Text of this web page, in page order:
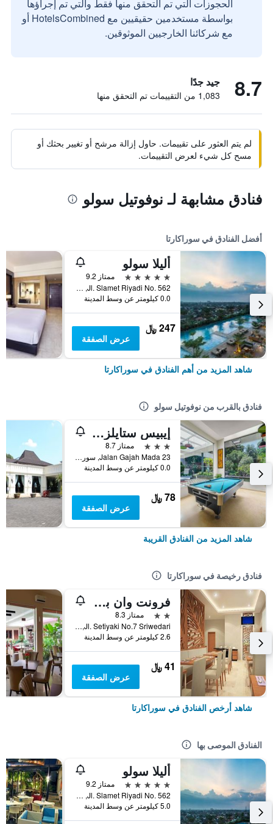
الحجوزات التي تم التحقق منها فقط والتي تم إجراؤها
بواسطة مستخدمين حقيقيين مع HotelsCombined أو
مع شركائنا الخارجيين الموثوقين.
8.7 جيد جدًا
1,083 من التقييمات تم التحقق منها
لم يتم العثور على تقييمات. حاول إزالة مرشح أو تغيير بحثك أو
مسح كل شيء لعرض التقييمات.
فنادق مشابهة لـ نوفوتيل سولو
أفضل الفنادق في سوراكارتا
أليلا سولو
5 نجوم
ممتاز 9.2
Jl. Slamet Riyadi No. 562, سوراكارتا, إندونيسيا
0.0 كيلومتر عن وسط المدينة
247 ﷼
عرض الصفقة
شاهد المزيد من أهم الفنادق في سوراكارتا
فنادق بالقرب من نوفوتيل سولو
إيبيس ستايلز سولو
3 نجوم
ممتاز 8.7
Jalan Gajah Mada 23, سوراكارتا, إندونيسيا
0.0 كيلومتر عن وسط المدينة
78 ﷼
عرض الصفقة
شاهد المزيد من الفنادق القريبة
فنادق رخيصة في سوراكارتا
فرونت وان بوتيك براني سولو
2 نجمتين
ممتاز 8.3
Jl. Setiyaki No.7 Sriwedari, سوراكارتا, إندونيسيا
2.6 كيلومتر عن وسط المدينة
41 ﷼
عرض الصفقة
شاهد أرخص الفنادق في سوراكارتا
الفنادق الموصى بها
أليلا سولو
5 نجوم
ممتاز 9.2
Jl. Slamet Riyadi No. 562, سوراكارتا, إندونيسيا
5.0 كيلومتر عن وسط المدينة